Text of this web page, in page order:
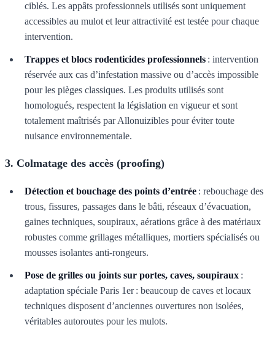
ciblés. Les appâts professionnels utilisés sont uniquement
accessibles au mulot et leur attractivité est testée pour chaque
intervention.
Trappes et blocs rodenticides professionnels : intervention
réservée aux cas d’infestation massive ou d’accès impossible
pour les pièges classiques. Les produits utilisés sont
homologués, respectent la législation en vigueur et sont
totalement maîtrisés par Allonuizibles pour éviter toute
nuisance environnementale.
3. Colmatage des accès (proofing)
Détection et bouchage des points d’entrée : rebouchage des
trous, fissures, passages dans le bâti, réseaux d’évacuation,
gaines techniques, soupiraux, aérations grâce à des matériaux
robustes comme grillages métalliques, mortiers spécialisés ou
mousses isolantes anti-rongeurs.
Pose de grilles ou joints sur portes, caves, soupiraux :
adaptation spéciale Paris 1er : beaucoup de caves et locaux
techniques disposent d’anciennes ouvertures non isolées,
véritables autoroutes pour les mulots.